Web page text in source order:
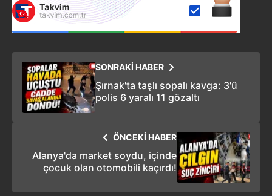
SONRAKİ HABER
Şırnak'ta taşlı sopalı kavga: 3'ü
polis 6 yaralı 11 gözaltı
ÖNCEKİ HABER
Alanya'da market soydu, içinde
çocuk olan otomobili kaçırdı!